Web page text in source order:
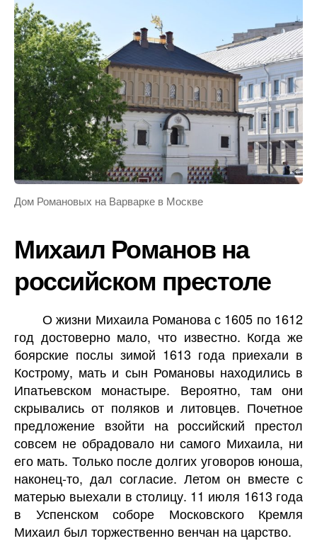
Дом Романовых на Варварке в Москве
Михаил Романов на
российском престоле
О жизни Михаила Романова с 1605 по 1612
год достоверно мало, что известно. Когда же
боярские послы зимой 1613 года приехали в
Кострому, мать и сын Романовы находились в
Ипатьевском монастыре. Вероятно, там они
скрывались от поляков и литовцев. Почетное
предложение взойти на российский престол
совсем не обрадовало ни самого Михаила, ни
его мать. Только после долгих уговоров юноша,
наконец-то, дал согласие. Летом он вместе с
матерью выехали в столицу. 11 июля 1613 года
в Успенском соборе Московского Кремля
Михаил был торжественно венчан на царство.